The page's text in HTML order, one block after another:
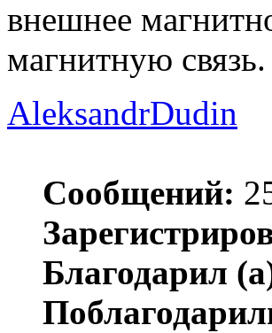
внешнее
магнитную
AleksandrDudin
Сообщений:
Благодарил